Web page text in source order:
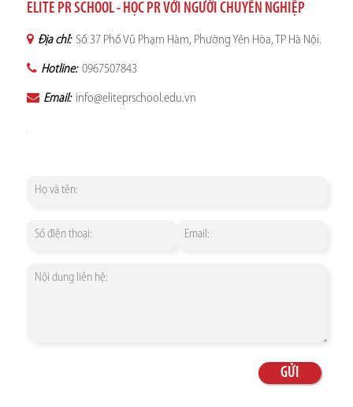
ELITE PR SCHOOL - HỌC PR VỚI NGƯỜI CHUYÊN NGHIỆP
Địa chỉ: Số 37 Phố Vũ Phạm Hàm, Phường Yên Hòa, TP Hà Nội.
Hotline: 0967507843
Email: info@eliteprschool.edu.vn